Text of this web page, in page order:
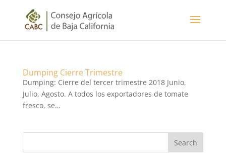
Dumping Cierre Trimestre
Dumping: Cierre del tercer trimestre 2018 Junio,
Julio, Agosto. A todos los exportadores de tomate
fresco, se…